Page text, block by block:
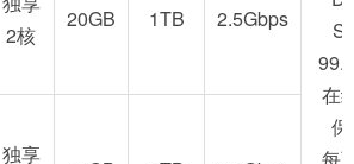
2核
20GB 1TB 2.5Gbps
在
每
独享